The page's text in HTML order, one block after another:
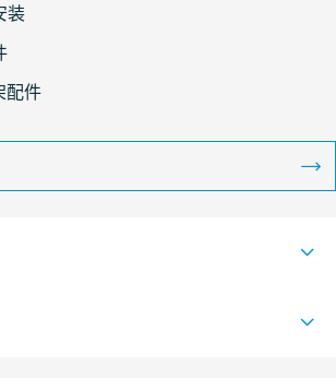
装
配件
AND +COMBINATION FRAME